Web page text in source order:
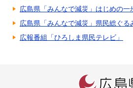
広島県「みんなで減災」はじめの一
広島県「みんなで減災」県民総ぐる
広報番組「ひろしま県民テレビ」